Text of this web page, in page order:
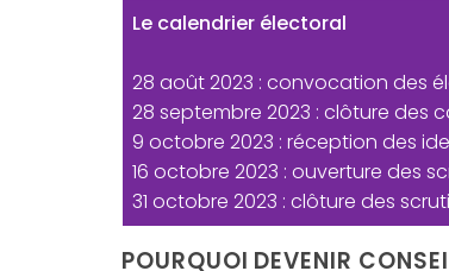
Le calendrier électoral
28 août 2023 : convocation des
28 septembre 2023 : clôture des
9 octobre 2023 : réception des
16 octobre 2023 : ouverture des
31 octobre 2023 : clôture des
POURQUOI DEVENIR